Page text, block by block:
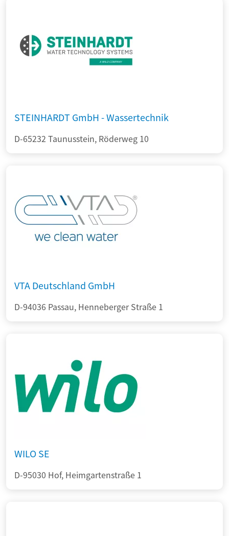
STEINHARDT GmbH - Wassertechnik
D-65232 Taunusstein, Röderweg 10
VTA Deutschland GmbH
D-94036 Passau, Henneberger Straße 1
WILO SE
D-95030 Hof, Heimgartenstraße 1